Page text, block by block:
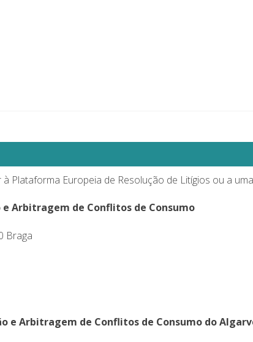
à Plataforma Europeia de Resolução de Litígios ou a
Arbitragem de Conflitos de Consumo
Braga
e Arbitragem de Conflitos de Consumo do